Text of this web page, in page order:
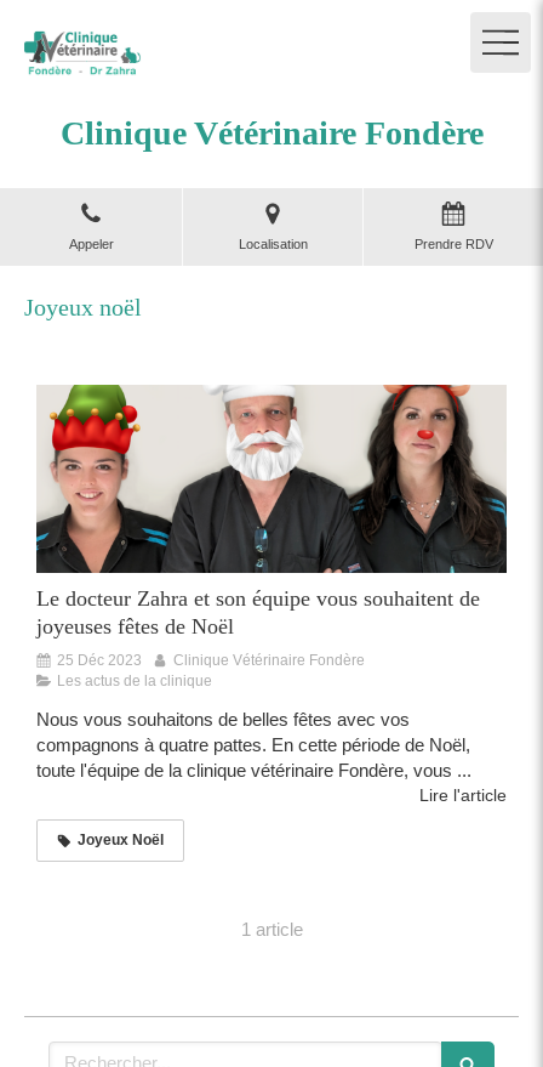
Clinique Vétérinaire Fondère
Appeler Localisation Prendre RDV
Joyeux noël
Le docteur Zahra et son équipe vous souhaitent de
joyeuses fêtes de Noël
25 Déc 2023
Clinique Vétérinaire Fondère
Les actus de la clinique
Nous vous souhaitons de belles fêtes avec vos
compagnons à quatre pattes. En cette période de Noël,
toute l'équipe de la clinique vétérinaire Fondère, vous ...
Lire l'article
Joyeux Noël
1 article
Rechercher